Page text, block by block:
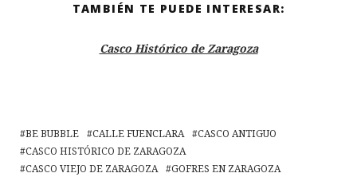
TAMBIÉN TE PUEDE INTERESAR:
Casco Histórico de Zaragoza
BE BUBBLE CALLE FUENCLARA
CASCO ANTIGUO
CASCO HISTÓRICO DE ZARAGOZA
CASCO VIEJO DE ZARAGOZA
GOFRES EN ZARAGOZA